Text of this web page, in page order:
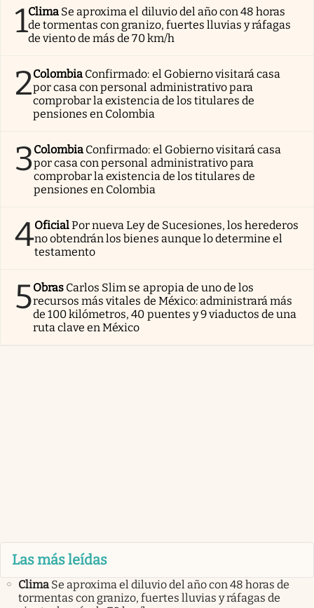
1Clima Se aproxima el diluvio del año con 48 horas
de tormentas con granizo, fuertes lluvias y ráfagas
de viento de más de 70 km/h
2Colombia Confirmado: el Gobierno visitará casa
por casa con personal administrativo para
comprobar la existencia de los titulares de
pensiones en Colombia
3Colombia Confirmado: el Gobierno visitará casa
por casa con personal administrativo para
comprobar la existencia de los titulares de
pensiones en Colombia
4OficialPor nueva Ley de Sucesiones, los herederos
no obtendrán los bienes aunque lo determine el
testamento
5Obras Carlos Slim se apropia de uno de los
recursos más vitales de México: administrará más
de 100 kilómetros, 40 puentes y 9 viaductos de una
ruta clave en México
Las más leídas
Clima Se aproxima el diluvio del año con 48 horas de
tormentas con granizo, fuertes lluvias y ráfagas de